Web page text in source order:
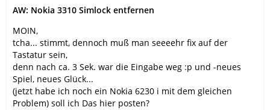
AW: Nokia 3310 Simlock entfernen
MOIN,
tcha... stimmt, dennoch muß man seeeehr fix auf der
Tastatur sein,
denn nach ca. 3 Sek. war die Eingabe weg :p und -neues
Spiel, neues Glück...
(jetzt habe ich noch ein Nokia 6230 i mit dem gleichen
Problem) soll ich Das hier posten?